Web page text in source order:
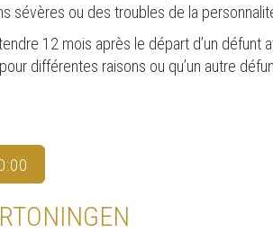
sévères ou des troubles de la
12 mois après le départ d’un
différentes raisons ou qu’un autre